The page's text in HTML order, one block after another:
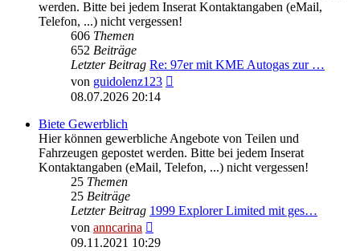
werden. Bitte bei jedem Inserat Kontaktangaben (eMail,
Telefon, ...) nicht vergessen!
606 Themen
652 Beiträge
Letzter Beitrag Re: 97er mit KME Autogas zur …
von guidolenz123
08.07.2026 20:14
Biete Gewerblich
Hier können gewerbliche Angebote von Teilen und
Fahrzeugen gepostet werden. Bitte bei jedem Inserat
Kontaktangaben (eMail, Telefon, ...) nicht vergessen!
25 Themen
25 Beiträge
Letzter Beitrag 1999 Explorer Limited mit ges…
von anncarina
Beitrag
09.11.2021 10:29